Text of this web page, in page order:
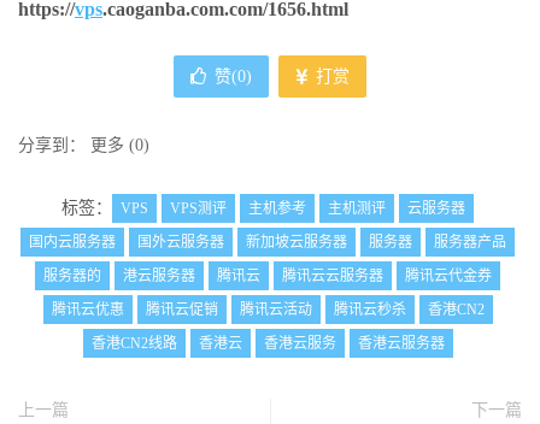
https://vps.caoganba.com.com/1656.html
赞(0) 打赏
分享到： 更多 (0)
标签： VPS VPS测评 主机参考 主机测评
云服务器
国内云服务器
国外云服务器 新加坡云服务器 服务器
服务器产品
服务器的
港云服务器 腾讯云 腾讯云云服务器
腾讯云代金券
腾讯云优惠
腾讯云促销 腾讯云活动 腾讯云秒杀
香港CN2
香港CN2线路
香港云 香港云服务 香港云服务器
上一篇
下一篇